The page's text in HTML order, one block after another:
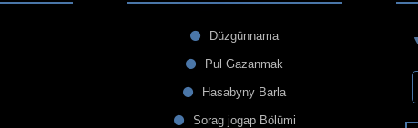
Düzgünnama
Pul Gazanmak
Hasabyny Barla
Sorag jogap Bölümi